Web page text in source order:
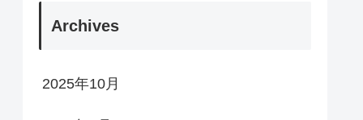
Archives
2025年10月